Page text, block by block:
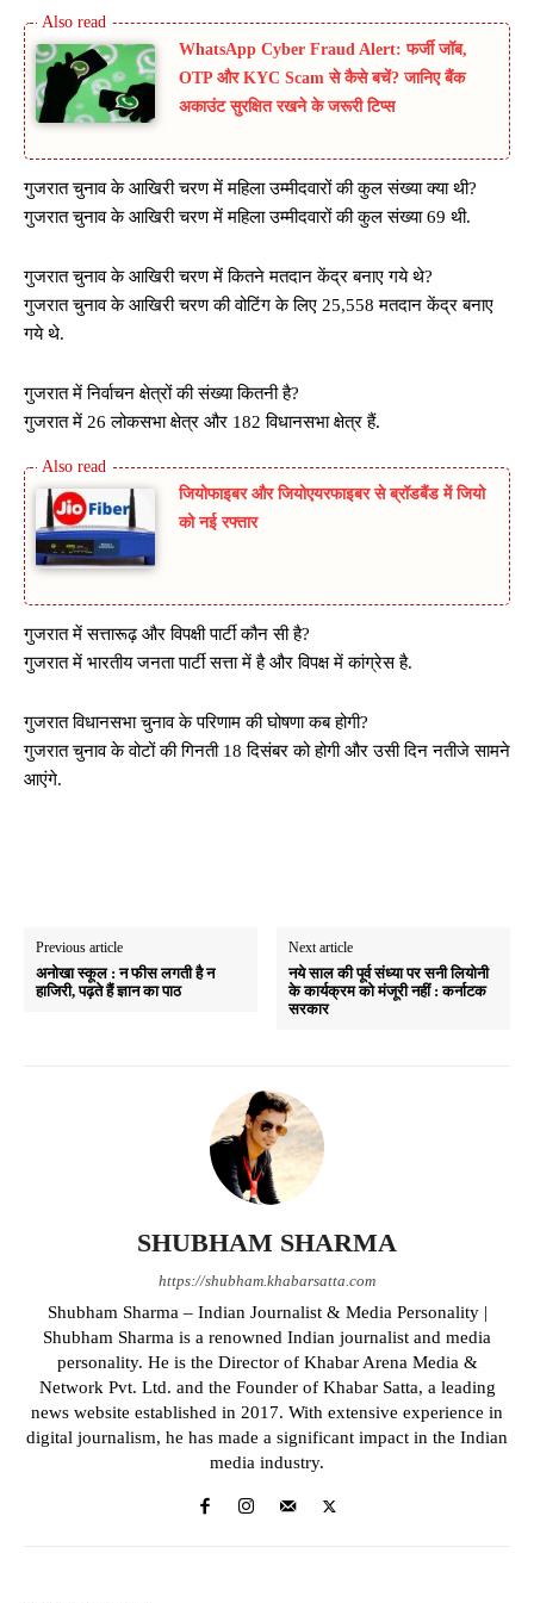
WhatsApp Cyber Fraud Alert: फर्जी जॉब,
OTP और KYC Scam से कैसे बचें? जानिए बैंक
अकाउंट सुरक्षित रखने के जरूरी टिप्स
गुजरात चुनाव के आखिरी चरण में महिला उम्मीदवारों की कुल संख्या क्या थी?
गुजरात चुनाव के आखिरी चरण में महिला उम्मीदवारों की कुल संख्या 69 थी.
गुजरात चुनाव के आखिरी चरण में कितने मतदान केंद्र बनाए गये थे?
गुजरात चुनाव के आखिरी चरण की वोटिंग के लिए 25,558 मतदान केंद्र बनाए
गये थे.
गुजरात में निर्वाचन क्षेत्रों की संख्या कितनी है?
गुजरात में 26 लोकसभा क्षेत्र और 182 विधानसभा क्षेत्र हैं.
जियोफाइबर और जियोएयरफाइबर से ब्रॉडबैंड में जियो
को नई रफ्तार
गुजरात में सत्तारूढ़ और विपक्षी पार्टी कौन सी है?
गुजरात में भारतीय जनता पार्टी सत्ता में है और विपक्ष में कांग्रेस है.
गुजरात विधानसभा चुनाव के परिणाम की घोषणा कब होगी?
गुजरात चुनाव के वोटों की गिनती 18 दिसंबर को होगी और उसी दिन नतीजे सामने
आएंगे.
Previous article
अनोखा स्कूल : न फीस लगती है न
हाजिरी, पढ़ते हैं ज्ञान का पाठ
Next article
नये साल की पूर्व संध्या पर सनी लियोनी
के कार्यक्रम को मंजूरी नहीं : कर्नाटक
सरकार
SHUBHAM SHARMA
https://shubham.khabarsatta.com
Shubham Sharma – Indian Journalist & Media Personality |
Shubham Sharma is a renowned Indian journalist and media
personality. He is the Director of Khabar Arena Media &
Network Pvt. Ltd. and the Founder of Khabar Satta, a leading
news website established in 2017. With extensive experience in
digital journalism, he has made a significant impact in the Indian
media industry.